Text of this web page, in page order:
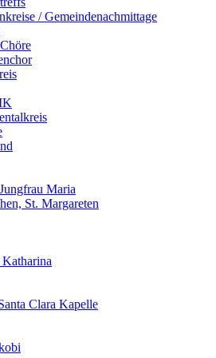
/ Gemeindenachmittage
Maria
St. Margareten
Clara Kapelle